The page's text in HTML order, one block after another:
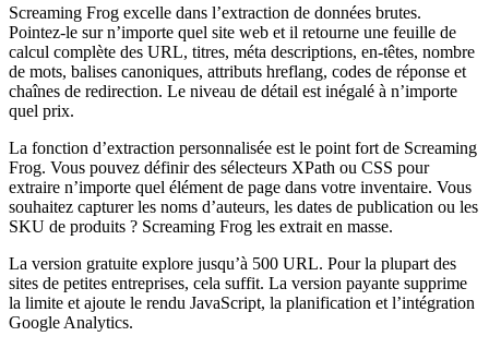
Screaming Frog excelle dans l’extraction de données brutes.
Pointez-le sur n’importe quel site web et il retourne une feuille de
calcul complète des URL, titres, méta descriptions, en-têtes, nombre
de mots, balises canoniques, attributs hreflang, codes de réponse et
chaînes de redirection. Le niveau de détail est inégalé à n’importe
quel prix.
La fonction d’extraction personnalisée est le point fort de Screaming
Frog. Vous pouvez définir des sélecteurs XPath ou CSS pour
extraire n’importe quel élément de page dans votre inventaire. Vous
souhaitez capturer les noms d’auteurs, les dates de publication ou les
SKU de produits ? Screaming Frog les extrait en masse.
La version gratuite explore jusqu’à 500 URL. Pour la plupart des
sites de petites entreprises, cela suffit. La version payante supprime
la limite et ajoute le rendu JavaScript, la planification et l’intégration
Google Analytics.